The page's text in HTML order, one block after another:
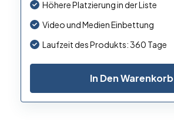
Höhere Platzierung in der Liste
Video und Medien Einbettung
Laufzeit des Produkts: 360 Tage
In Den Warenkorb